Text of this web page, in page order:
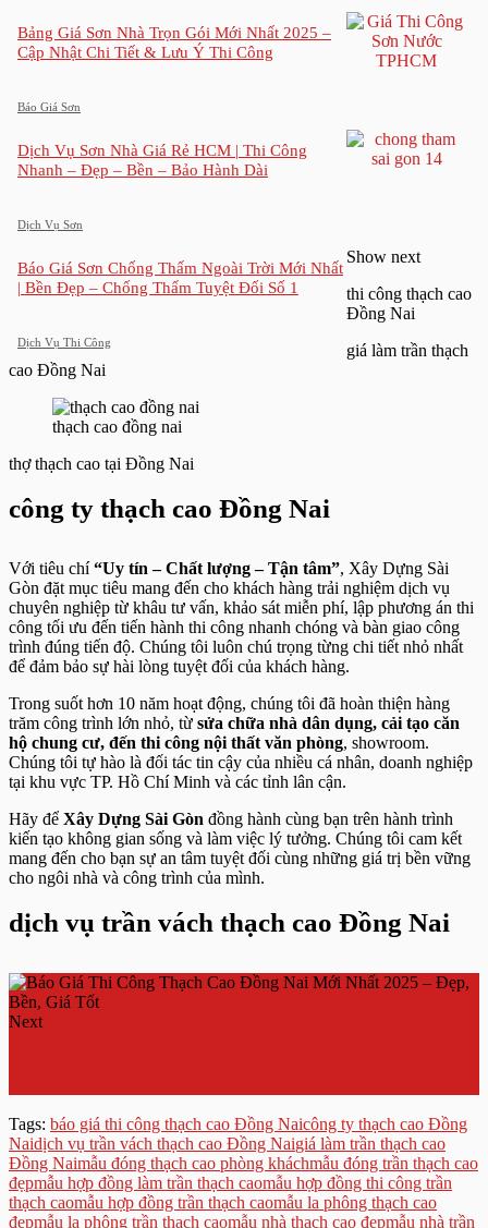
Bảng Giá Sơn Nhà Trọn Gói Mới Nhất 2025 –
Cập Nhật Chi Tiết & Lưu Ý Thi Công
Báo Giá Sơn
Dịch Vụ Sơn Nhà Giá Rẻ HCM | Thi Công
Nhanh – Đẹp – Bền – Bảo Hành Dài
Dịch Vụ Sơn
Báo Giá Sơn Chống Thấm Ngoài Trời Mới Nhất
| Bền Đẹp – Chống Thấm Tuyệt Đối Số 1
Dịch Vụ Thi Công
Show next
thi công thạch cao
Đồng Nai
giá làm trần thạch
cao Đồng Nai
thạch cao đồng nai
thợ thạch cao tại Đồng Nai
công ty thạch cao Đồng Nai
Với tiêu chí“Uy tín – Chất lượng – Tận tâm”, Xây Dựng Sài
Gòn đặt mục tiêu mang đến cho khách hàng trải nghiệm dịch vụ
chuyên nghiệp từ khâu tư vấn, khảo sát miễn phí, lập phương án thi
công tối ưu đến tiến hành thi công nhanh chóng và bàn giao công
trình đúng tiến độ. Chúng tôi luôn chú trọng từng chi tiết nhỏ nhất
để đảm bảo sự hài lòng tuyệt đối của khách hàng.
Trong suốt hơn 10 năm hoạt động, chúng tôi đã hoàn thiện hàng
trăm công trình lớn nhỏ, từ sửa chữa nhà dân dụng, cải tạo căn
hộ chung cư, đến thi công nội thất văn phòng, showroom.
Chúng tôi tự hào là đối tác tin cậy của nhiều cá nhân, doanh nghiệp
tại khu vực TP. Hồ Chí Minh và các tỉnh lân cận.
Hãy để Xây Dựng Sài Gòn đồng hành cùng bạn trên hành trình
kiến tạo không gian sống và làm việc lý tưởng. Chúng tôi cam kết
mang đến cho bạn sự an tâm tuyệt đối cùng những giá trị bền vững
cho ngôi nhà và công trình của mình.
dịch vụ trần vách thạch cao Đồng Nai
Next
Tags: báo giá thi công thạch cao Đồng Naicông ty thạch cao Đồng
Naidịch vụ trần vách thạch cao Đồng Naigiá làm trần thạch cao
Đồng Naimẫu đóng thạch cao phòng kháchmẫu đóng trần thạch cao
đẹpmẫu hợp đồng làm trần thạch caomẫu hợp đồng thi công trần
thạch caomẫu hợp đồng trần thạch caomẫu la phông thạch cao
đẹpmẫu la phông trần thạch caomẫu nhà thạch cao đẹpmẫu nhà trần